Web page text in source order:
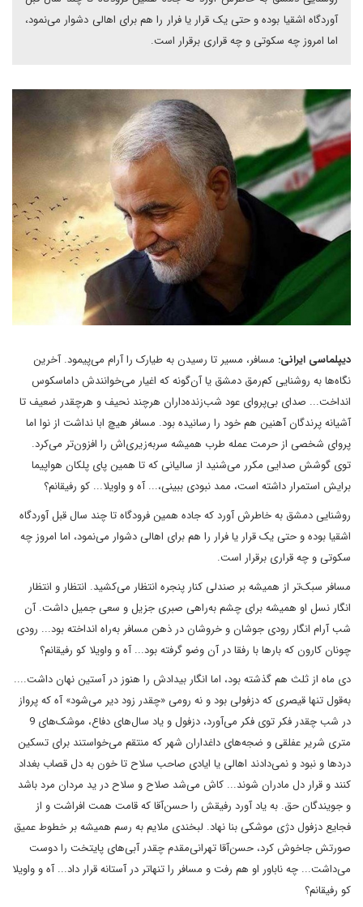
آوردگاه اشقیا بوده و حتی یک قرار یا فرار را هم برای اهالی دشوار می‌نمود،
اما امروز چه سکوتی و چه قراری برقرار است.
دیپلماسی ایرانی: مسافر، مسیر تا رسیدن به طیارک را آرام می‌پیمود. آخرین
نگاه‌ها به روشنایی کم‌رمق دمشق یا آن‌گونه که اغیار می‌خوانندش داماسکوس
انداخت... صدای بی‌پروای عود شب‌زنده‌داران هرچند نحیف و هرچقدر ضعیف تا
آشیانه پرندگان آهنین هم خود را رسانیده بود. مسافر هیچ ابا نداشت از نوا اما
پروای شخصی از حرمت عمله طرب همیشه سربه‌زیری‌اش را افزون‌تر می‌کرد.
توی گوشش صدایی مکرر می‌شنید از سالیانی که تا همین پای پلکان هواپیما
برایش استمرار داشته است، ممد نبودی ببینی،... آه و واویلا... کو رفیقانم؟
روشنایی دمشق به خاطرش آورد که جاده همین فرودگاه تا چند سال قبل آوردگاه
اشقیا بوده و حتی یک قرار یا فرار را هم برای اهالی دشوار می‌نمود، اما امروز چه
سکوتی و چه قراری برقرار است.
مسافر سبک‌تر از همیشه بر صندلی کنار پنجره انتظار می‌کشید. انتظار و انتظار
انگار نسل او همیشه برای چشم به‌راهی صبری جزیل و سعی جمیل داشت. آن
شب آرام انگار رودی جوشان و خروشان در ذهن مسافر به‌راه انداخته بود... رودی
چونان کارون که بارها با رفقا در آن وضو گرفته بود... آه و واویلا کو رفیقانم؟
دی ماه از ثلث هم گذشته بود، اما انگار بیدادش را هنوز در آستین نهان داشت....
به‌قول تنها قیصری که دزفولی بود و نه رومی «چقدر زود دیر می‌شود» آه که پرواز
در شب چقدر فکر توی فکر می‌آورد، دزفول و یاد سال‌های دفاع، موشک‌های 9
متری شریر عفلقی و ضجه‌های داغداران شهر که منتقم می‌خواستند برای تسکین
دردها و نبود و نمی‌دادند اهالی یا ایادی صاحب سلاح تا خون به دل قصاب بغداد
کنند و قرار دل مادران شوند... کاش می‌شد صلاح و سلاح در ید مردان مرد باشد
و جویندگان حق. به یاد آورد رفیقش را حسن‌آقا که قامت همت افراشت و از
فجایع دزفول دژی موشکی بنا نهاد. لبخندی ملایم به رسم همیشه بر خطوط عمیق
صورتش جاخوش کرد، حسن‌آقا تهرانی‌مقدم چقدر آبی‌های پایتخت را دوست
می‌داشت... چه ناباور او هم رفت و مسافر را تنهاتر در آستانه قرار داد... آه و واویلا
کو رفیقانم؟